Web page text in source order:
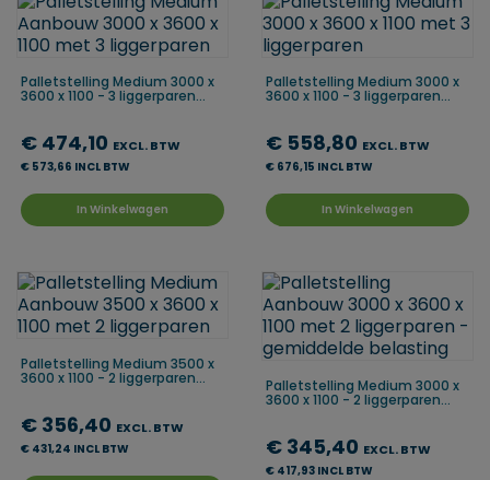
Palletstelling Medium 3000 x
3600 x 1100 - 3 liggerparen...
€ 474,10 EXCL. BTW
€ 573,66 INCL BTW
In Winkelwagen
Palletstelling Medium 3000 x
3600 x 1100 - 3 liggerparen...
€ 558,80 EXCL. BTW
€ 676,15 INCL BTW
In Winkelwagen
Palletstelling Medium 3500 x
3600 x 1100 - 2 liggerparen...
€ 356,40 EXCL. BTW
€ 431,24 INCL BTW
Palletstelling Medium 3000 x
3600 x 1100 - 2 liggerparen...
€ 345,40 EXCL. BTW
€ 417,93 INCL BTW